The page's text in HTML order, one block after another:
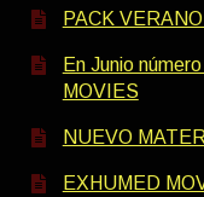
PACK
En Junio
MOVIES
NUEVO
EXHUMED